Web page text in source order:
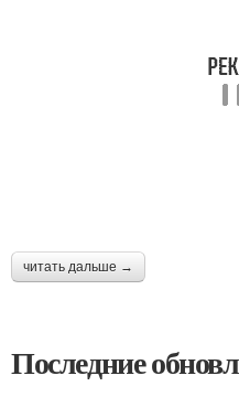
читать дальше →
Последние